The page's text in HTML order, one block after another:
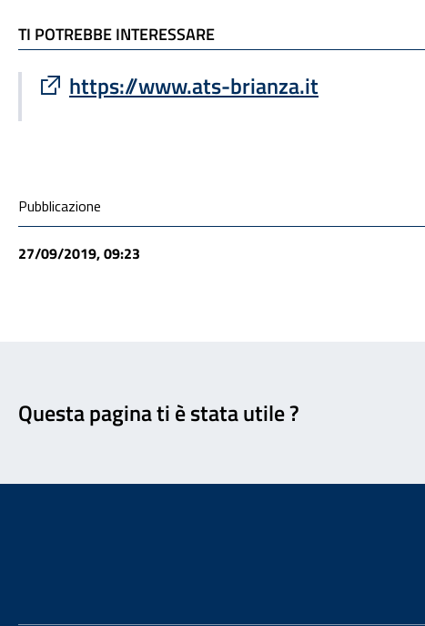
TI POTREBBE INTERESSARE
TI POTREBBE INTERESSARE
https://www.ats-brianza.it
Sito esterno : apre una nuova finestra
Condivisione social
Pubblicazione
27/09/2019, 09:23
Questa pagina ti è stata utile ?